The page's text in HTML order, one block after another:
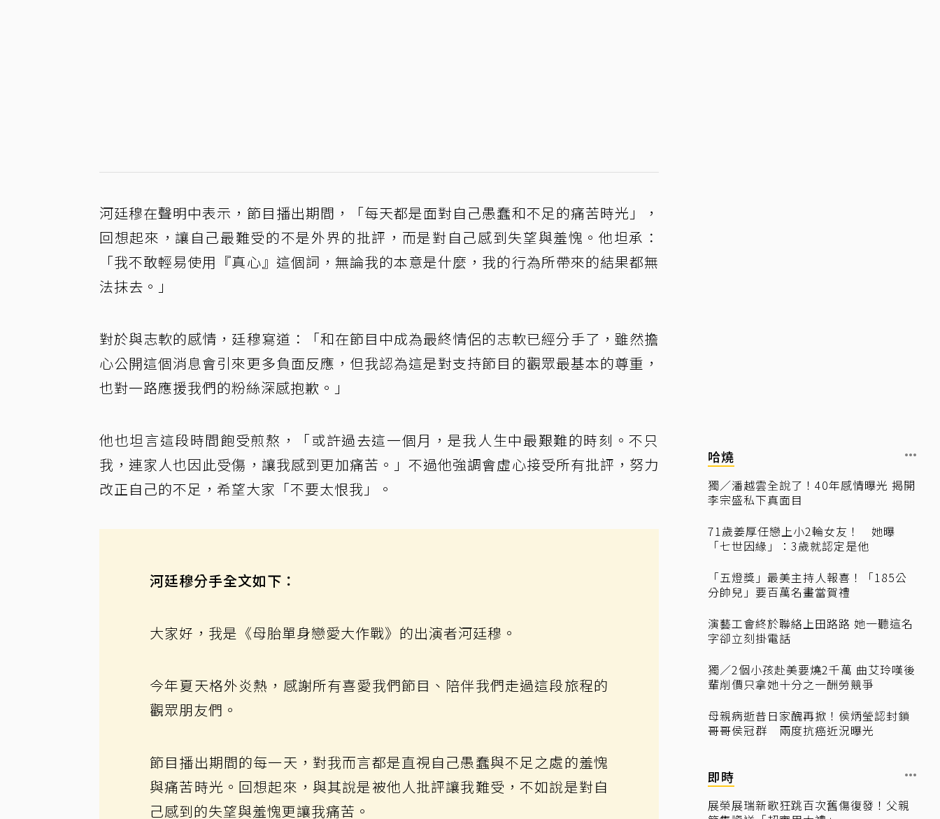
河廷穆在聲明中表示，節目播出期間，「每天都是面對自己愚蠢和不足的痛苦時光」，
回想起來，讓自己最難受的不是外界的批評，而是對自己感到失望與羞愧。他坦承：
「我不敢輕易使用『真心』這個詞，無論我的本意是什麼，我的行為所帶來的結果都無
法抹去。」
對於與志軟的感情，廷穆寫道：「和在節目中成為最終情侶的志軟已經分手了，雖然擔
心公開這個消息會引來更多負面反應，但我認為這是對支持節目的觀眾最基本的尊重，
也對一路應援我們的粉絲深感抱歉。」
他也坦言這段時間飽受煎熬，「或許過去這一個月，是我人生中最艱難的時刻。不只
我，連家人也因此受傷，讓我感到更加痛苦。」不過他強調會虛心接受所有批評，努力
改正自己的不足，希望大家「不要太恨我」。
河廷穆分手全文如下：
大家好，我是《母胎單身戀愛大作戰》的出演者河廷穆。
今年夏天格外炎熱，感謝所有喜愛我們節目、陪伴我們走過這段旅程的
觀眾朋友們。
節目播出期間的每一天，對我而言都是直視自己愚蠢與不足之處的羞愧
與痛苦時光。回想起來，與其說是被他人批評讓我難受，不如說是對自
己感到的失望與羞愧更讓我痛苦。
哈燒
獨／潘越雲全說了！40年感情曝光 揭開
李宗盛私下真面目
71歲姜厚任戀上小2輪女友！ 她曝
「七世因緣」：3歲就認定是他
「五燈獎」最美主持人報喜！「185公
分帥兒」要百萬名畫當賀禮
演藝工會終於聯絡上田路路 她一聽這名
字卻立刻掛電話
獨／2個小孩赴美要燒2千萬 曲艾玲嘆後
輩削價只拿她十分之一酬勞競爭
母親病逝昔日家醜再掀！侯炳瑩認封鎖
哥哥侯冠群 兩度抗癌近況曝光
即時
展榮展瑞新歌狂跳百次舊傷復發！父親